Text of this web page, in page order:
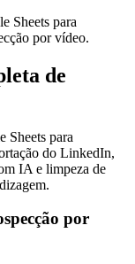
Sheets para
por vídeo.
de
Sheets para
do LinkedIn,
IA e limpeza de
por